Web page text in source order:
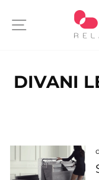
SITE
DIVANI